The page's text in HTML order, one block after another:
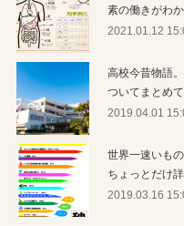
素の働きがわ
2021.01.12
高校今昔物語
ついてまとめ
2019.04.01
世界一速いも
ちょっとだけ
2019.03.16